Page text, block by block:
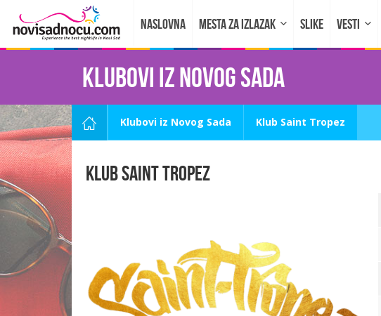
NASLOVNA MESTA ZA IZLAZAK SLIKE VESTI
Klubovi iz Novog Sada
Klubovi iz Novog Sada Klub Saint Tropez
Klub Saint Tropez